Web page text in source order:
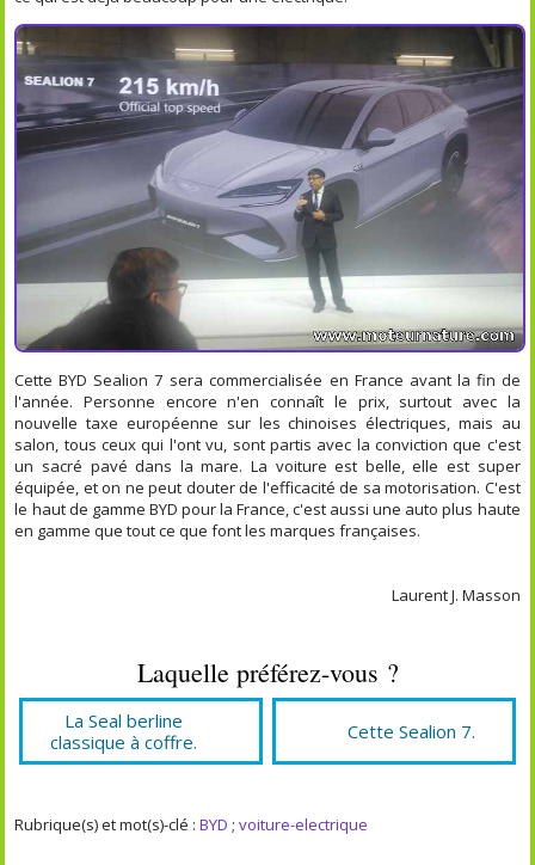
Cette BYD Sealion 7 sera commercialisée en France avant la fin de
l'année. Personne encore n'en connaît le prix, surtout avec la
nouvelle taxe européenne sur les chinoises électriques, mais au
salon, tous ceux qui l'ont vu, sont partis avec la conviction que c'est
un sacré pavé dans la mare. La voiture est belle, elle est super
équipée, et on ne peut douter de l'efficacité de sa motorisation. C'est
le haut de gamme BYD pour la France, c'est aussi une auto plus haute
en gamme que tout ce que font les marques françaises.
Laurent J. Masson
Laquelle préférez-vous ?
La Seal berline
classique à coffre.
Cette Sealion 7.
Rubrique(s) et mot(s)-clé :BYD ;voiture-electrique